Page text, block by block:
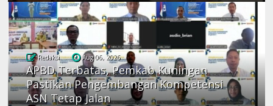
Redaksi Aug 06, 2026
APBD Terbatas, Pemkab Kuningan
Pastikan Pengembangan Kompetensi
ASN Tetap Jalan